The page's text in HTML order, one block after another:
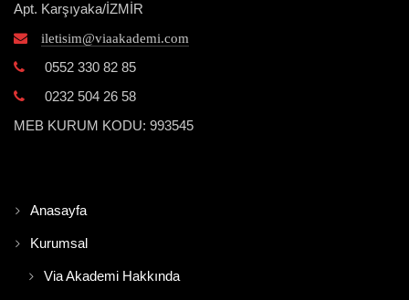
Apt. Karşıyaka/İZMİR
iletisim@viaakademi.com
0552 330 82 85
0232 504 26 58
MEB KURUM KODU: 993545
Anasayfa
Kurumsal
Via Akademi Hakkında